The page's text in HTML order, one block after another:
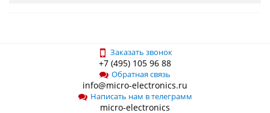
Заказать звонок
+7 (495) 105 96 88
Обратная связь
info@micro-electronics.ru
Написать нам в телеграмм
micro-electronics